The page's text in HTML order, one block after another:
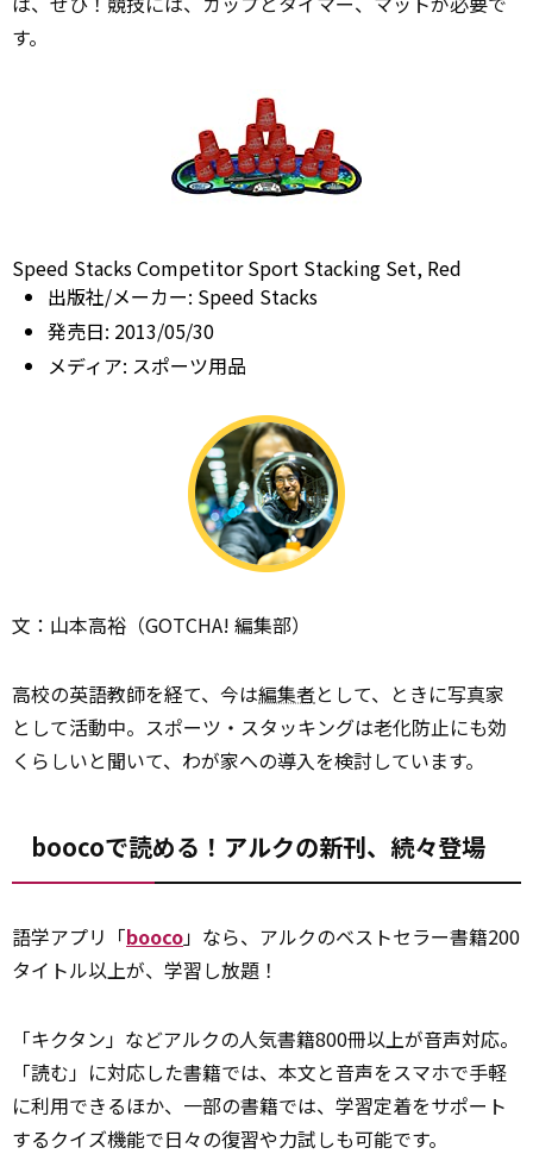
す。
Speed Stacks Competitor Sport Stacking Set, Red
出版社/メーカー: Speed Stacks
発売日: 2013/05/30
メディア: スポーツ用品
文：山本高裕（GOTCHA! 編集部）
高校の英語教師を経て、今は編集者として、ときに写真家
として活動中。スポーツ・スタッキングは老化防止にも効
くらしいと聞いて、わが家への導入を検討しています。
boocoで読める！アルクの新刊、続々登場
語学アプリ「booco」なら、アルクのベストセラー書籍200
タイトル以上が、学習し放題！
「キクタン」などアルクの人気書籍800冊以上が音声対応。
「読む」に対応した書籍では、本文と音声をスマホで手軽
に利用できるほか、一部の書籍では、学習定着をサポート
するクイズ機能で日々の復習や力試しも可能です。